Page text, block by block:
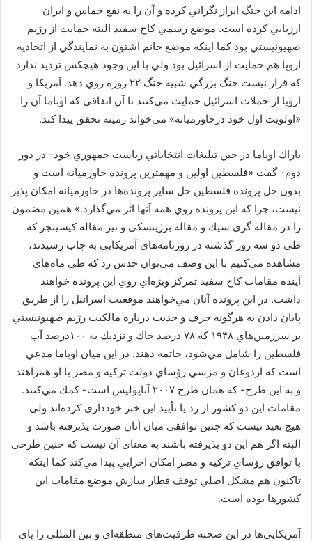
ادامه اين جنگ ابراز نگراني كرده و آن را به نفع حماس و ايران
ارزيابي كرده است. موضع رسمي كاخ سفيد البته حمايت از رژيم
صهيونيستي بود كما اينكه موضع خانم اشتون به نمايندگي از اتحاديه
اروپا هم حمايت از اسرائيل بود ولي با اين وجود هيچكس ترديد ندارد
كه قرار نيست جنگ بزرگي شبيه جنگ ۲۲ روزه روي دهد. آمريكا و
اروپا از حملات اسرائيل حمايت مي‌كنند تا آن اتفاقي كه اوباما آن را
«اولويت اول خود درخاورميانه» مي‌خواند زمينه تحقق پيدا كند.
باراك اوباما در حين تبليغات انتخاباتي رياست جمهوري خود- در دور
دوم- گفت «فلسطين اولين و مهمترين پرونده خاورميانه است و
بدون حل پرونده فلسطين حل ساير پرونده‌ها در خاورميانه امكان پذير
نيست، چرا كه اين پرونده روي همه آنها اثر مي‌گذارد.» همين مضمون
را در مقاله گري سيك و مقاله برژينسكي و نيز مقاله كيسينجر كه
طي دو سه روز گذشته در روزنامه‌هاي آمريكايي به چاپ رسيدند،
مشاهده مي‌كنيم با اين وصف مي‌توان حدس زد كه طي ماه‌هاي
آينده مقامات كاخ سفيد تمركز ويژه‌اي روي اين پرونده خواهند
داشت. در اين پرونده آنان مي‌خواهند موقعيت اسرائيل را از طريق
پايان دادن به هرگونه حرف و حديث درباره مالكيت رژيم صهيونيستي
بر سرزمين‌هاي ۱۹۴۸ كه ۷۸ درصد خاك و نزديك به ۱۰۰درصد آب
فلسطين را شامل مي‌شود، خاتمه دهند. در اين ميان اوباما مدعي
است كه اردوغان و مرسي رؤساي دولت تركيه و مصر با او همراهند
و به اين طرح- كه همان طرح ۲۰۰۷ آناپوليس است- كمك مي‌كنند.
مقامات اين دو كشور از رد يا تأييد اين خبر خودداري كرده‌اند ولي
هيچ بعيد نيست كه چنين توافقي ميان آنان صورت پذيرفته باشد و
البته اگر هم اين دو پذيرفته باشند به معناي آن نيست كه چنين طرحي
با توافق رؤساي تركيه و مصر امكان اجرايي پيدا مي‌كند كما اينكه
تاكنون هم مشكل اصلي توقف قطار سازش موضع مقامات اين
كشورها بوده است.
آمريكايي‌ها در اين صحنه ظرفيت‌هاي منطقه‌اي و بين المللي را پاي